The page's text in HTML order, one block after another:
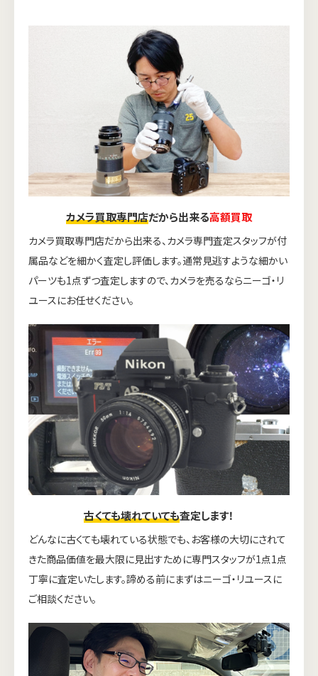
カメラ買取専門店だから出来る高額買取
カメラ買取専門店だから出来る、カメラ専門査定スタッフが付
属品などを細かく査定し評価します。通常見逃すような細かい
パーツも1点ずつ査定しますので、カメラを売るならニーゴ・リ
ユースにお任せください。
古くても壊れていても査定します！
どんなに古くても壊れている状態でも、お客様の大切にされて
きた商品価値を最大限に見出すために専門スタッフが1点1点
丁寧に査定いたします。諦める前にまずはニーゴ・リユースに
ご相談ください。